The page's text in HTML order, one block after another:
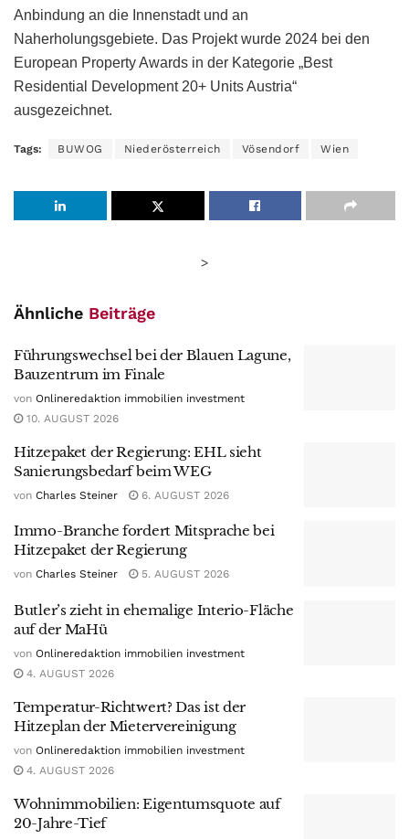
Anbindung an die Innenstadt und an
Naherholungsgebiete. Das Projekt wurde 2024 bei den
European Property Awards in der Kategorie „Best
Residential Development 20+ Units Austria“
ausgezeichnet.
Tags: BUWOG Niederösterreich Vösendorf Wien
>
Ähnliche Beiträge
Führungswechsel bei der Blauen Lagune,
Bauzentrum im Finale
von Onlineredaktion immobilien investment
10. AUGUST 2026
Hitzepaket der Regierung: EHL sieht
Sanierungsbedarf beim WEG
von Charles Steiner 6. AUGUST 2026
Immo-Branche fordert Mitsprache bei
Hitzepaket der Regierung
von Charles Steiner 5. AUGUST 2026
Butler’s zieht in ehemalige Interio-Fläche
auf der MaHü
von Onlineredaktion immobilien investment
4. AUGUST 2026
Temperatur-Richtwert? Das ist der
Hitzeplan der Mietervereinigung
von Onlineredaktion immobilien investment
4. AUGUST 2026
Wohnimmobilien: Eigentumsquote auf
20-Jahre-Tief